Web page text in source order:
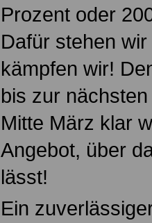
Prozent oder
Dafür stehen
kämpfen wir!
bis zur
Mitte März klar
Angebot, über
lässt!
Ein